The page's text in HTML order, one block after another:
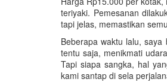
teriyaki. Pemesanan
tapi jelas, memastikan
Beberapa waktu lalu,
tentu saja, menikmati
Tapi siapa sangka, hal
kami santap di sela